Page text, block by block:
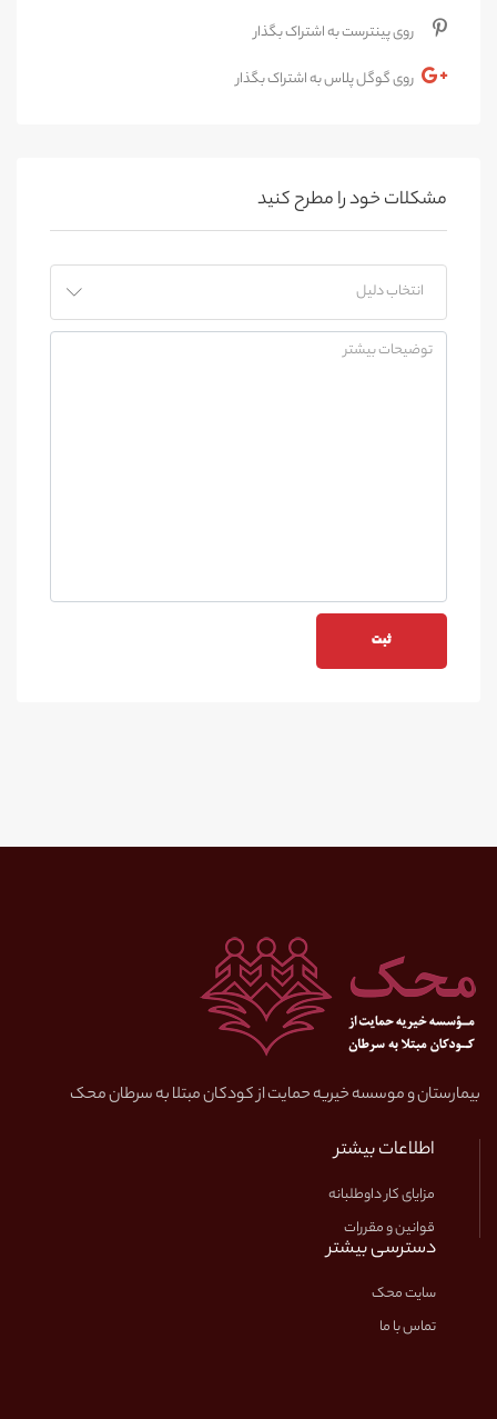
روی پینترست به اشتراک بگذار
روی گوگل پلاس به اشتراک بگذار
مشکلات خود را مطرح کنید
بیمارستان و موسسه خیریه حمایت از کودکان مبتلا به سرطان محک
اطلاعات بیشتر
مزایای کار داوطلبانه
قوانین و مقررات
دسترسی بیشتر
سایت محک
تماس با ما